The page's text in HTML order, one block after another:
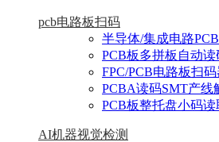
pcb电路板扫码
半导体/集成电路
PCB板多拼板自动读
FPC/PCB电路板扫
PCBA读码SMT产线
PCB板整托盘小码读
AI机器视觉检测